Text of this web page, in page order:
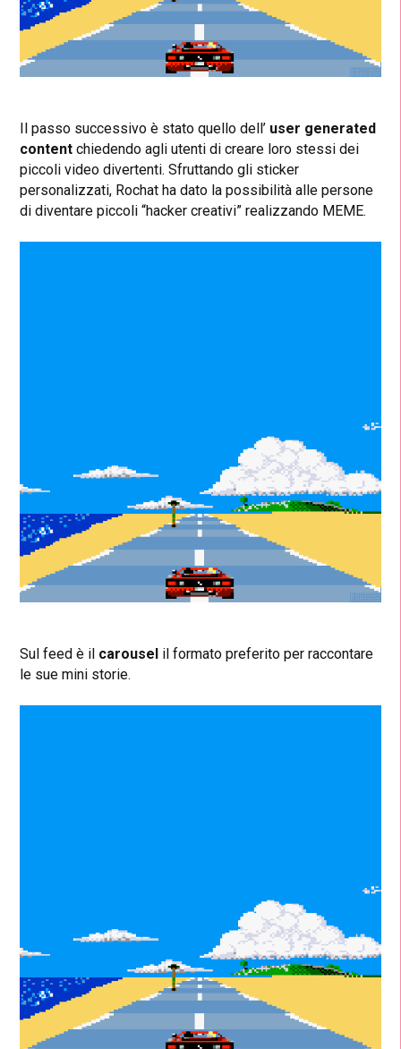
Il passo successivo è stato quello dell’ user generated
content chiedendo agli utenti di creare loro stessi dei
piccoli video divertenti. Sfruttando gli sticker
personalizzati, Rochat ha dato la possibilità alle persone
di diventare piccoli “hacker creativi” realizzando MEME.
Sul feed è il carousel il formato preferito per raccontare
le sue mini storie.